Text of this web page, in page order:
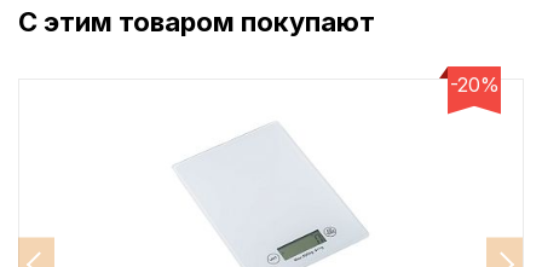
С этим товаром покупают
-20%